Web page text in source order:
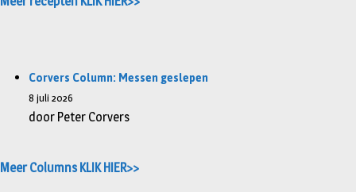
Corvers Column: Messen geslepen
8 juli 2026
door Peter Corvers
Meer Columns KLIK HIER>>